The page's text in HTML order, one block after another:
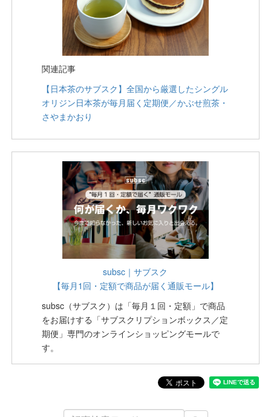
関連記事
【日本茶のサブスク】全国から厳選したシングル
オリジン日本茶が毎月届く定期便／かぶせ煎茶・
さやまかおり
subsc｜サブスク
【毎月1回・定額で商品が届く通販モール】
subsc（サブスク）は「毎月１回・定額」で商品
をお届けする「サブスクリプションボックス／定
期便」専門のオンラインショッピングモールで
す。